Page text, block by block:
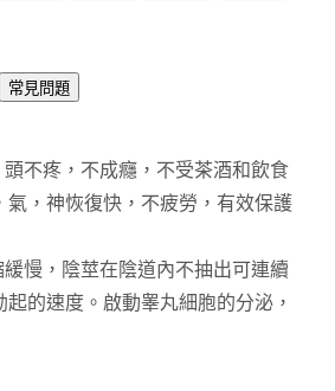
常見問題
不疼，不成癮，不受茶酒和飲食
氣，神恢復快，不疲勞，有效保護
慢，陰莖在陰道內不抽出可連續
起的速度。啟動睾丸細胞的分泌，